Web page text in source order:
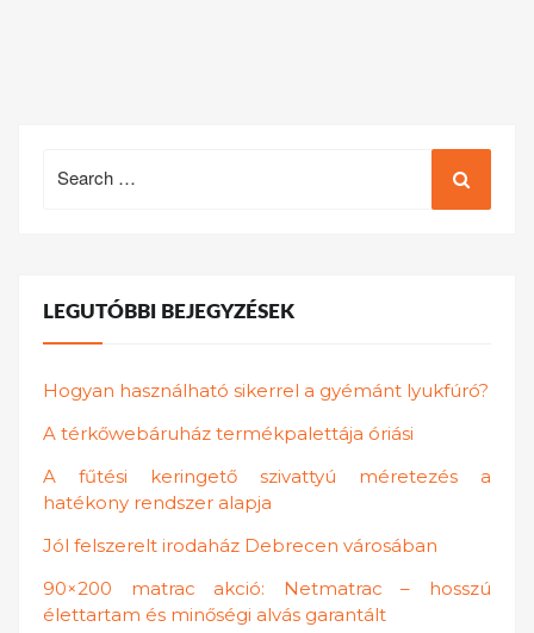
for:
LEGUTÓBBI BEJEGYZÉSEK
Hogyan használható sikerrel a gyémánt lyukfúró?
A térkőwebáruház termékpalettája óriási
A fűtési keringető szivattyú méretezés a
hatékony rendszer alapja
Jól felszerelt irodaház Debrecen városában
90×200 matrac akció: Netmatrac – hosszú
élettartam és minőségi alvás garantált